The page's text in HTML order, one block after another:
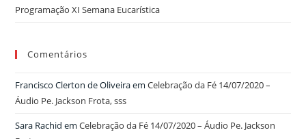
Programação XI Semana Eucarística
Comentários
Francisco Clerton de OliveiraemCelebração da Fé 14/07/2020 –
Áudio Pe. Jackson Frota, sss
Sara Rachid emCelebração da Fé 14/07/2020 – Áudio Pe. Jackson